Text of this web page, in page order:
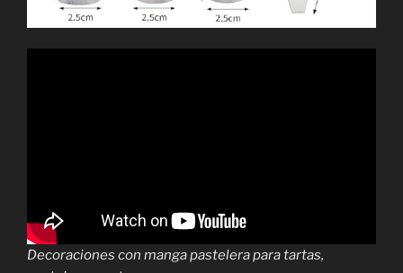
Decoraciones con manga pastelera para tartas,